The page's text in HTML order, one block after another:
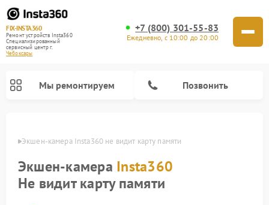
FIX-INSTA360
Ремонт устройств Insta360
Специализированный
cервисный центр г.
Чебоксары
+7 (800) 301-55-83
Ежедневно, с 10:00 до 20:00
Мы ремонтируем Позвонить
Экшен-камера Insta360 не видит карту памяти
Экшен-камера Insta360
Не видит карту памяти